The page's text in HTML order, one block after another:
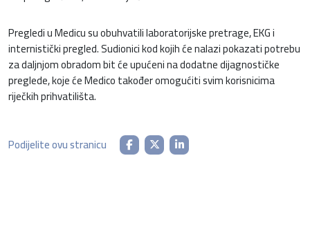
Pregledi u Medicu su obuhvatili laboratorijske pretrage, EKG i
internistički pregled. Sudionici kod kojih će nalazi pokazati potrebu
za daljnjom obradom bit će upućeni na dodatne dijagnostičke
preglede, koje će Medico također omogućiti svim korisnicima
riječkih prihvatilišta.
Podijelite ovu stranicu